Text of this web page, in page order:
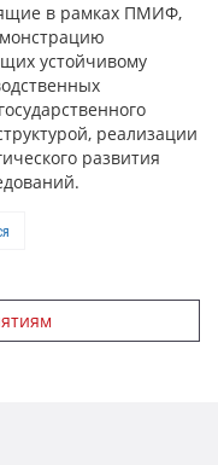
в рамках ПМИФ,
устойчивому
реализации
развития